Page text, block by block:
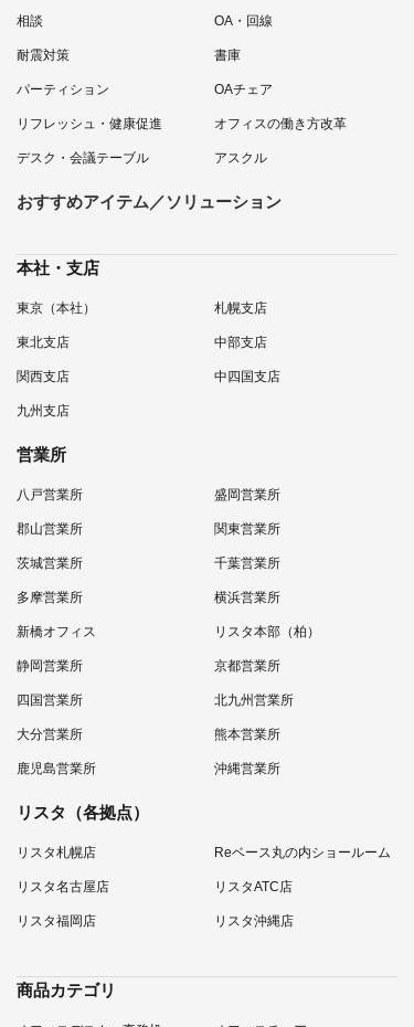
相談 OA・回線
耐震対策 書庫
パーティション OAチェア
リフレッシュ・健康促進 オフィスの働き方改革
デスク・会議テーブル アスクル
おすすめアイテム／ソリューション
本社・支店
東京（本社） 札幌支店
東北支店 中部支店
関西支店 中四国支店
九州支店
営業所
八戸営業所 盛岡営業所
郡山営業所 関東営業所
茨城営業所 千葉営業所
多摩営業所 横浜営業所
新橋オフィス リスタ本部（柏）
静岡営業所 京都営業所
四国営業所 北九州営業所
大分営業所 熊本営業所
鹿児島営業所 沖縄営業所
リスタ（各拠点）
リスタ札幌店 Reベース丸の内ショールーム
リスタ名古屋店 リスタATC店
リスタ福岡店 リスタ沖縄店
商品カテゴリ